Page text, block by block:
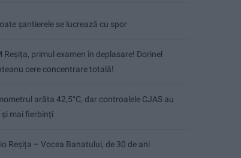
șantierele se lucrează cu spor
Reșița, primul examen în deplasare! Dorinel
cere concentrare totală!
arăta 42,5°C, dar controalele CJAS au
mai fierbinți
Reșița – Vocea Banatului, de 30 de ani